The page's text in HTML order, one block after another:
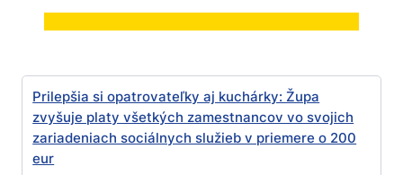
Prilepšia si opatrovateľky aj kuchárky: Župa
zvyšuje platy všetkých zamestnancov vo svojich
zariadeniach sociálnych služieb v priemere o 200
eur